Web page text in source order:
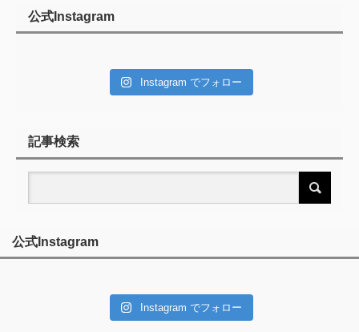
公式Instagram
Instagram でフォロー
記事検索
公式Instagram
Instagram でフォロー